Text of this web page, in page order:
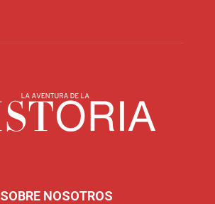
SOBRE NOSOTROS